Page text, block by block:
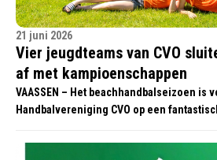
21 juni 2026
Vier jeugdteams van CVO
af met kampioenschappen
VAASSEN – Het beachhandbalseizoen is
Handbalvereniging CVO op een